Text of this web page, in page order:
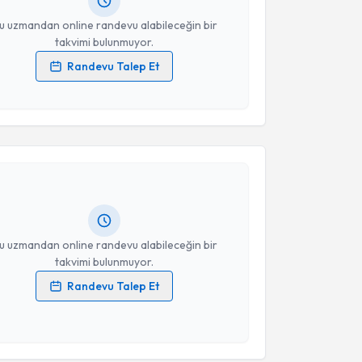
uzmandan online randevu alabileceğin bir
takvimi bulunmuyor.
Randevu Talep Et
verilerimin işlenmesine ilişkinAydınlatma Metni
uzmandan online randevu alabileceğin bir
takvimi bulunmuyor.
Randevu Talep Et
Talebi
verilerimin işlenmesine ilişkinAydınlatma Metni